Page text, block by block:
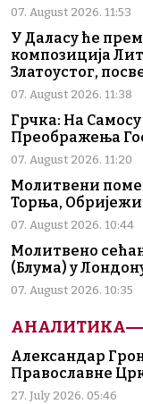
07. August 2026. 11:53
У Даласу ће
композиција
Златоустог,
07. August 2026. 11:38
Грчка: На
Преображења
07. August 2026. 11:20
Молитвени
Торња, Обријежи
07. August 2026. 10:44
Молитвено
(Блума) у
07. August 2026. 10:35
АНАЛИТИКА
Александар
Православне
27. July 2026. 05:46